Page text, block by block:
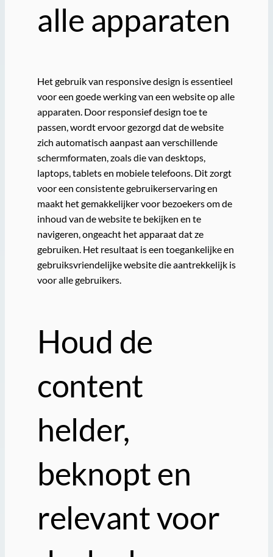
alle apparaten
Het gebruik van responsive design is essentieel
voor een goede werking van een website op alle
apparaten. Door responsief design toe te
passen, wordt ervoor gezorgd dat de website
zich automatisch aanpast aan verschillende
schermformaten, zoals die van desktops,
laptops, tablets en mobiele telefoons. Dit zorgt
voor een consistente gebruikerservaring en
maakt het gemakkelijker voor bezoekers om de
inhoud van de website te bekijken en te
navigeren, ongeacht het apparaat dat ze
gebruiken. Het resultaat is een toegankelijke en
gebruiksvriendelijke website die aantrekkelijk is
voor alle gebruikers.
Houd de
content
helder,
beknopt en
relevant voor